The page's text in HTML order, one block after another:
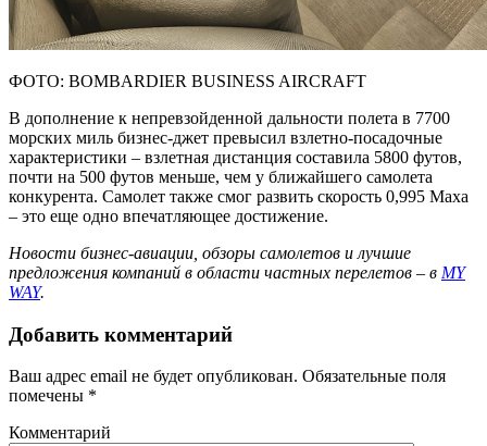
ФОТО: BOMBARDIER BUSINESS AIRCRAFT
В дополнение к непревзойденной дальности полета в 7700
морских миль бизнес-джет превысил взлетно-посадочные
характеристики – взлетная дистанция составила 5800 футов,
почти на 500 футов меньше, чем у ближайшего самолета
конкурента. Самолет также смог развить скорость 0,995 Маха
– это еще одно впечатляющее достижение.
Новости бизнес-авиации, обзоры самолетов и лучшие
предложения компаний в области частных перелетов – в MY
WAY.
Добавить комментарий
Ваш адрес email не будет опубликован. Обязательные поля
помечены *
Комментарий